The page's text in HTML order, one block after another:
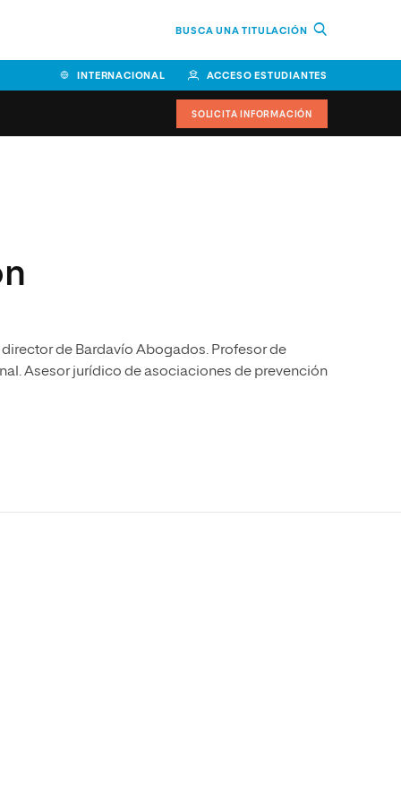
BUSCA UNA TITULACIÓN
INTERNACIONAL ACCESO ESTUDIANTES
Salud
Escuela Superior de Ingeniería
y Tecnología (ESIT)
SOLICITA INFORMACIÓN
de Bardavío Abogados. Profesor de
Asesor jurídico de asociaciones de prevención